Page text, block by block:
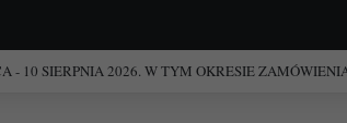
po 101 średniowiecznych kościołach Francji.